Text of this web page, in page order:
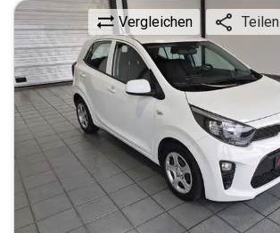
Vergleichen Teilen